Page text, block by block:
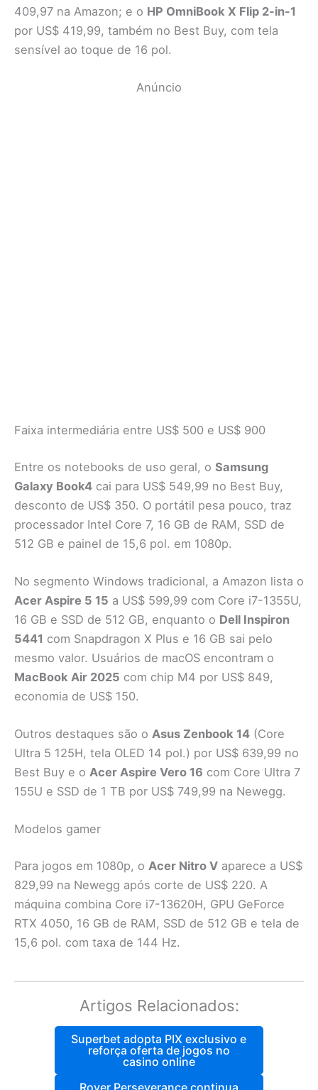
409,97 na Amazon; e o HP OmniBook X Flip 2-in-1
por US$ 419,99, também no Best Buy, com tela
sensível ao toque de 16 pol.
Anúncio
Faixa intermediária entre US$ 500 e US$ 900
Entre os notebooks de uso geral, o Samsung
Galaxy Book4 cai para US$ 549,99 no Best Buy,
desconto de US$ 350. O portátil pesa pouco, traz
processador Intel Core 7, 16 GB de RAM, SSD de
512 GB e painel de 15,6 pol. em 1080p.
No segmento Windows tradicional, a Amazon lista o
Acer Aspire 5 15 a US$ 599,99 com Core i7-1355U,
16 GB e SSD de 512 GB, enquanto o Dell Inspiron
5441 com Snapdragon X Plus e 16 GB sai pelo
mesmo valor. Usuários de macOS encontram o
MacBook Air 2025 com chip M4 por US$ 849,
economia de US$ 150.
Outros destaques são o Asus Zenbook 14 (Core
Ultra 5 125H, tela OLED 14 pol.) por US$ 639,99 no
Best Buy e o Acer Aspire Vero 16 com Core Ultra 7
155U e SSD de 1 TB por US$ 749,99 na Newegg.
Modelos gamer
Para jogos em 1080p, o Acer Nitro V aparece a US$
829,99 na Newegg após corte de US$ 220. A
máquina combina Core i7-13620H, GPU GeForce
RTX 4050, 16 GB de RAM, SSD de 512 GB e tela de
15,6 pol. com taxa de 144 Hz.
Artigos Relacionados:
Superbet adopta PIX exclusivo e
reforça oferta de jogos no
casino online
Rover Perseverance continua